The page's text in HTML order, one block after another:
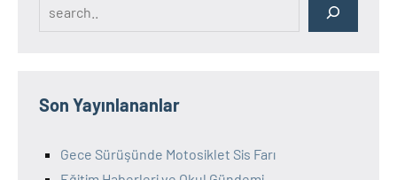
Son Yayınlananlar
Gece Sürüşünde Motosiklet Sis Farı